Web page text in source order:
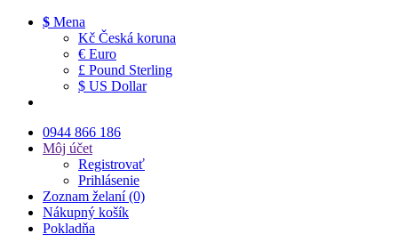
$ Mena
Kč Česká koruna
€ Euro
£ Pound Sterling
$ US Dollar
0944 866 186
Môj účet
Registrovať
Prihlásenie
Zoznam želaní (0)
Nákupný košík
Pokladňa